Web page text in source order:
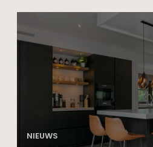
NIEUWS